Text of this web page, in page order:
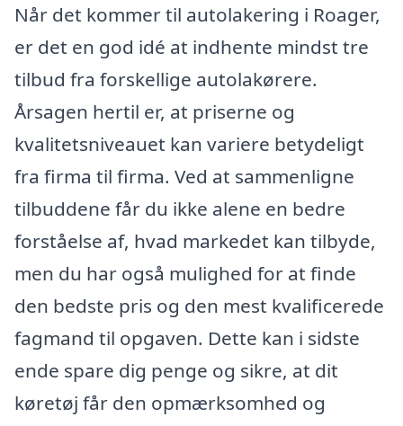
Når det kommer til autolakering i Roager,
er det en god idé at indhente mindst tre
tilbud fra forskellige autolakørere.
Årsagen hertil er, at priserne og
kvalitetsniveauet kan variere betydeligt
fra firma til firma. Ved at sammenligne
tilbuddene får du ikke alene en bedre
forståelse af, hvad markedet kan tilbyde,
men du har også mulighed for at finde
den bedste pris og den mest kvalificerede
fagmand til opgaven. Dette kan i sidste
ende spare dig penge og sikre, at dit
køretøj får den opmærksomhed og